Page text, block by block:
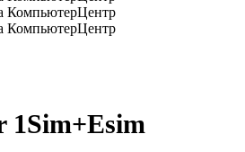
1Sim+Esim